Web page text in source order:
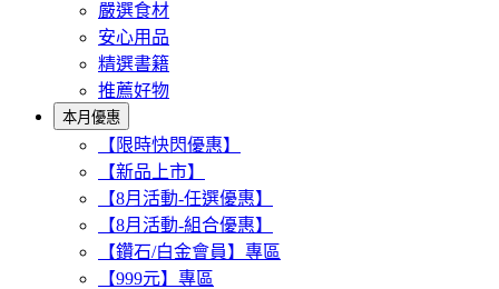
嚴選食材
安心用品
精選書籍
推薦好物
本月優惠
【限時快閃優惠】
【新品上市】
【8月活動-任選優惠】
【8月活動-組合優惠】
【鑽石/白金會員】專區
【999元】專區